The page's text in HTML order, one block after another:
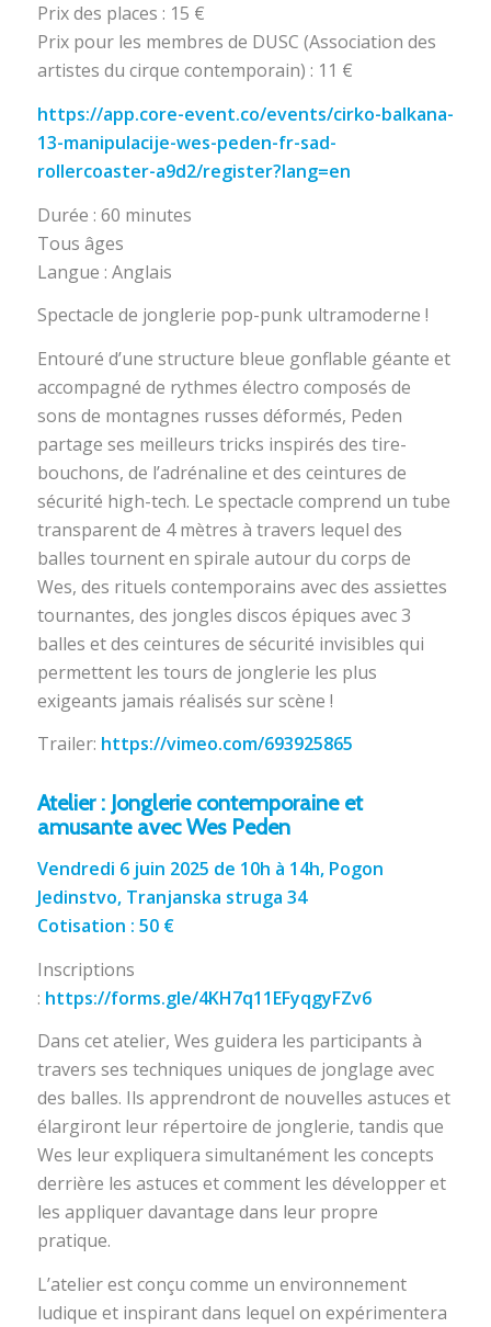
Prix des places : 15 €
Prix pour les membres de DUSC (Association des
artistes du cirque contemporain) : 11 €
https://app.core-event.co/events/cirko-balkana-
13-manipulacije-wes-peden-fr-sad-
rollercoaster-a9d2/register?lang=en
Durée : 60 minutes
Tous âges
Langue : Anglais
Spectacle de jonglerie pop-punk ultramoderne !
Entouré d’une structure bleue gonflable géante et
accompagné de rythmes électro composés de
sons de montagnes russes déformés, Peden
partage ses meilleurs tricks inspirés des tire-
bouchons, de l’adrénaline et des ceintures de
sécurité high-tech. Le spectacle comprend un tube
transparent de 4 mètres à travers lequel des
balles tournent en spirale autour du corps de
Wes, des rituels contemporains avec des assiettes
tournantes, des jongles discos épiques avec 3
balles et des ceintures de sécurité invisibles qui
permettent les tours de jonglerie les plus
exigeants jamais réalisés sur scène !
Trailer: https://vimeo.com/693925865
Atelier : Jonglerie contemporaine et
amusante avec Wes Peden
Vendredi 6 juin 2025 de 10h à 14h, Pogon
Jedinstvo, Tranjanska struga 34
Cotisation : 50 €
Inscriptions
: https://forms.gle/4KH7q11EFyqgyFZv6
Dans cet atelier, Wes guidera les participants à
travers ses techniques uniques de jonglage avec
des balles. Ils apprendront de nouvelles astuces et
élargiront leur répertoire de jonglerie, tandis que
Wes leur expliquera simultanément les concepts
derrière les astuces et comment les développer et
les appliquer davantage dans leur propre
pratique.
L’atelier est conçu comme un environnement
ludique et inspirant dans lequel on expérimentera